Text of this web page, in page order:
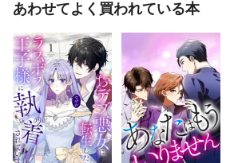
あわせてよく買われている本